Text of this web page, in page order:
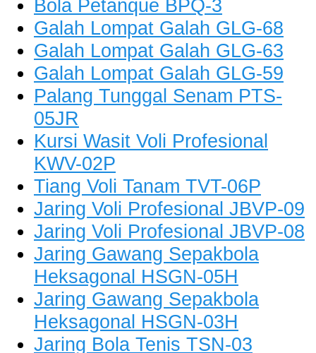
Bola Petanque BPQ-3
Galah Lompat Galah GLG-68
Galah Lompat Galah GLG-63
Galah Lompat Galah GLG-59
Palang Tunggal Senam PTS-
05JR
Kursi Wasit Voli Profesional
KWV-02P
Tiang Voli Tanam TVT-06P
Jaring Voli Profesional JBVP-09
Jaring Voli Profesional JBVP-08
Jaring Gawang Sepakbola
Heksagonal HSGN-05H
Jaring Gawang Sepakbola
Heksagonal HSGN-03H
Jaring Bola Tenis TSN-03